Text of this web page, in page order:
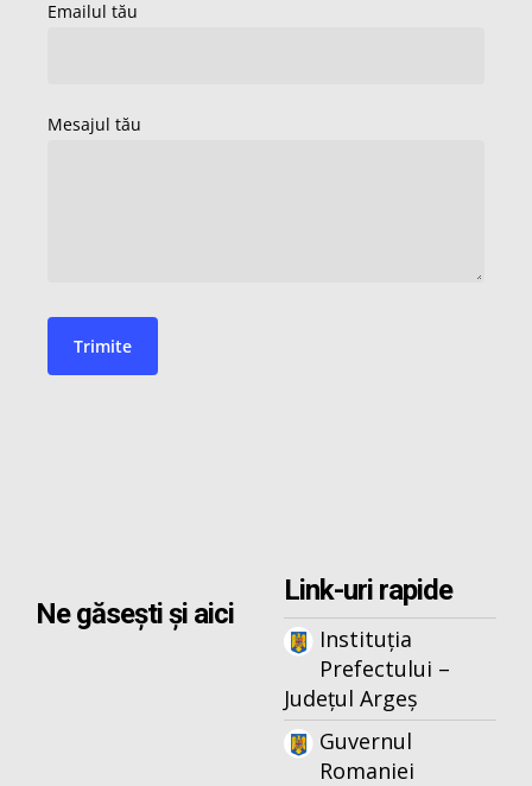
Ne găsești și aici
Link-uri rapide
Instituția
Prefectului –
Județul Argeș
Guvernul
Romaniei